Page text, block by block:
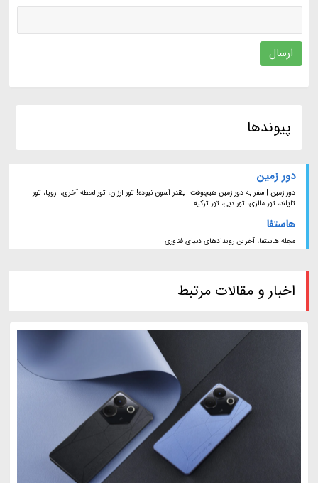
ارسال
پیوندها
دور زمین
دور زمین | سفر به دور زمین هیچوقت اینقدر آسون نبوده! تور ارزان، تور لحظه آخری، اروپا، تور
تایلند، تور مالزی، تور دبی، تور ترکیه
هاستفا
مجله هاستفا، آخرین رویدادهای دنیای فناوری
اخبار و مقالات مرتبط